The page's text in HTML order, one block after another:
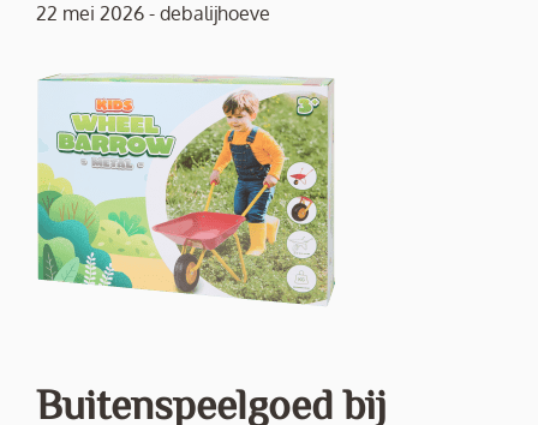
22 mei 2026 - debalijhoeve
Buitenspeelgoed bij